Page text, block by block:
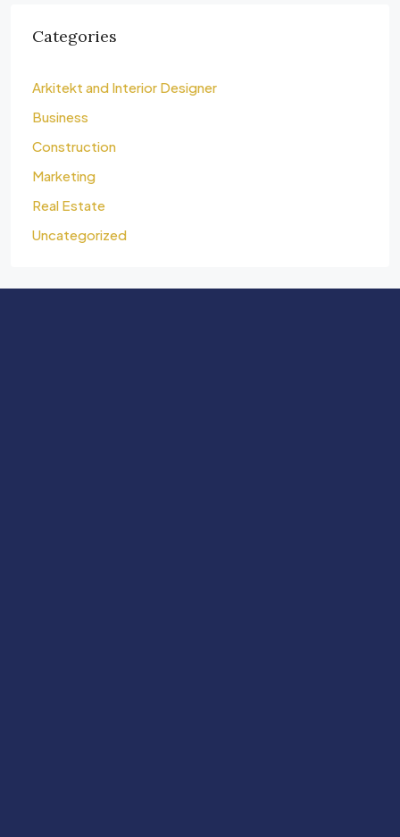
Categories
Arkitekt and Interior Designer
Business
Construction
Marketing
Real Estate
Uncategorized